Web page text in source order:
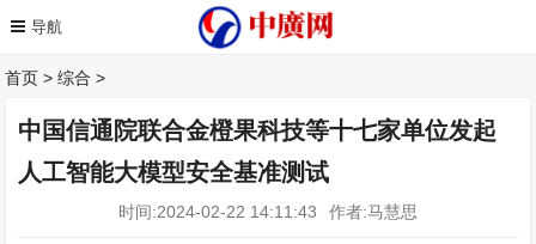
首页 >综合 >
中国信通院联合金橙果科技等十七家单位发起
人工智能大模型安全基准测试
时间:2024-02-22 14:11:43 作者:马慧思